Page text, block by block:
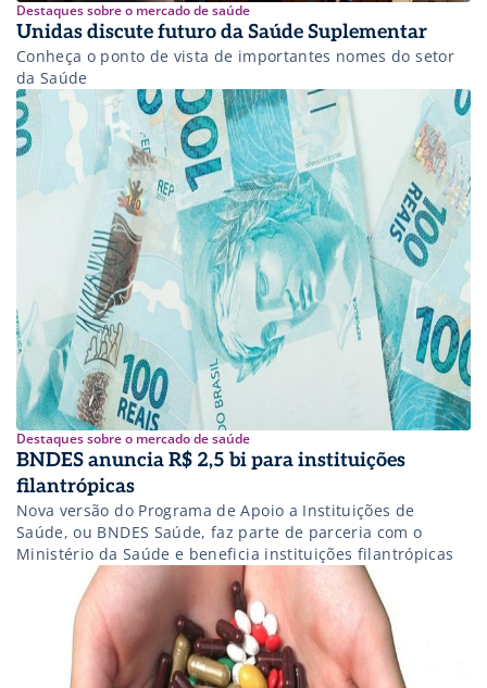
Destaques sobre o mercado de saúde
Unidas discute futuro da Saúde Suplementar
Conheça o ponto de vista de importantes nomes do setor
da Saúde
Destaques sobre o mercado de saúde
BNDES anuncia R$ 2,5 bi para instituições
filantrópicas
Nova versão do Programa de Apoio a Instituições de
Saúde, ou BNDES Saúde, faz parte de parceria com o
Ministério da Saúde e beneficia instituições filantrópicas